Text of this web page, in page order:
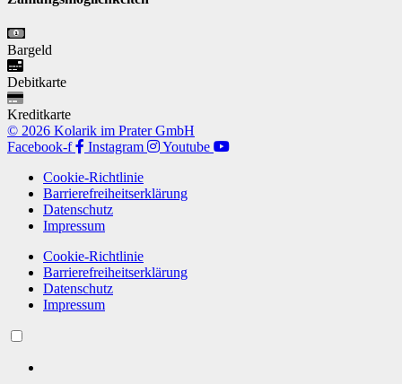
Bargeld
Debitkarte
Kreditkarte
© 2026 Kolarik im Prater GmbH
Facebook-f
Instagram
Youtube
Cookie-Richtlinie
Barrierefreiheitserklärung
Datenschutz
Impressum
Cookie-Richtlinie
Barrierefreiheitserklärung
Datenschutz
Impressum